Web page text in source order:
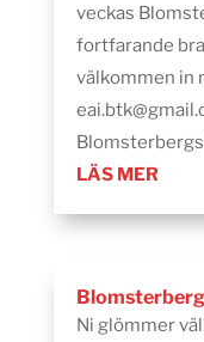
veckas
fortfarande
välkommen in
LÄS MER
Ni glömmer